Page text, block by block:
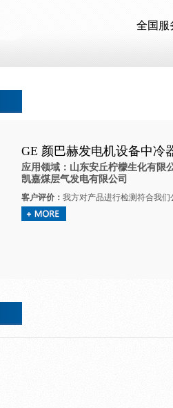
全国服
GE 颜巴赫发电机设备中冷
应用领域：山东安丘柠檬生化有限
凯嘉煤层气发电有限公司
客户评价： 我方对产品进行检测符合我